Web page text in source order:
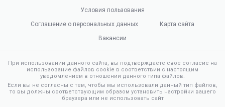
Условия пользования
Соглашение о персональных данных
Карта сайта
Вакансии
При использовании данного сайта, вы подтверждаете свое согласие на
использование файлов cookie в соответствии с настоящим
уведомлением в отношении данного типа файлов.
Если вы не согласны с тем, чтобы мы использовали данный тип файлов,
то вы должны соответствующим образом установить настройки вашего
браузера или не использовать сайт